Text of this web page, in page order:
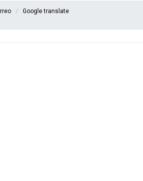
Google translate